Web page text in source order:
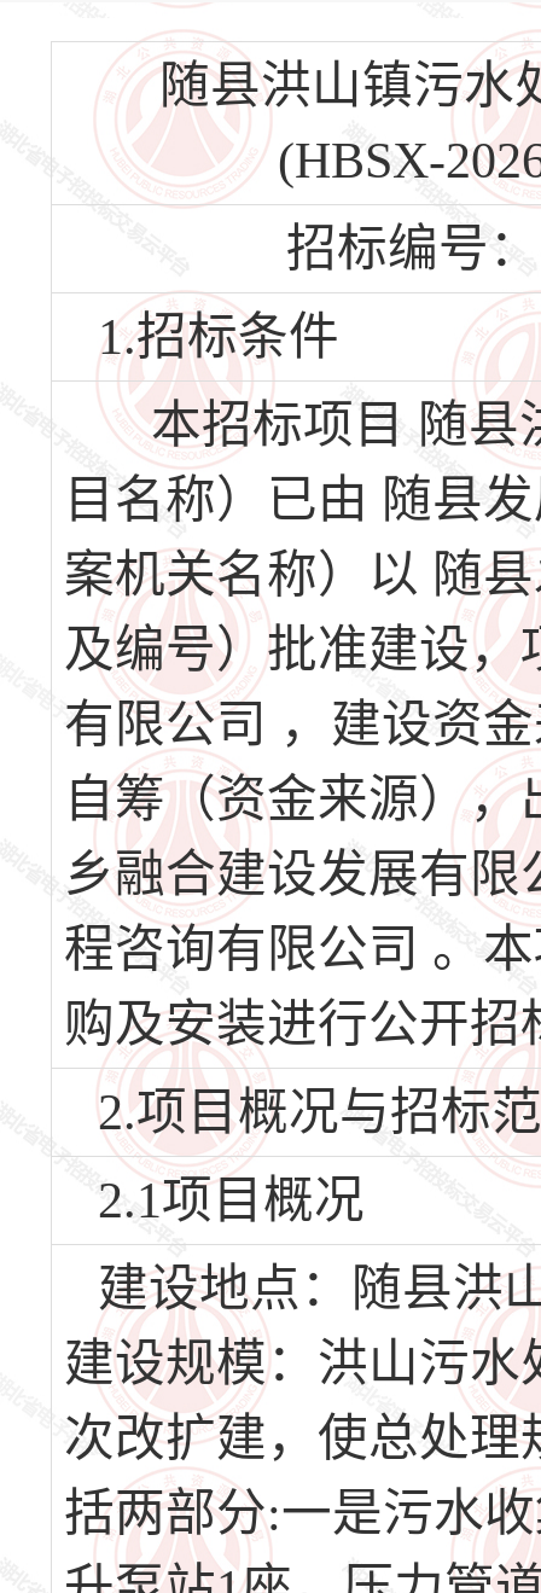
随县洪山镇污水
(HBSX-
招标编号
1.招标条件
本招标项目 随县
目名称）已由 随县
案机关名称）以 随
及编号）批准建设
有限公司 ，建设资
自筹（资金来源）
乡融合建设发展有
程咨询有限公司 。
购及安装进行公开招
2.项目概况与招标
2.1项目概况
建设地点：随县洪
建设规模：洪山污水
次改扩建，使总处理
括两部分:一是污水